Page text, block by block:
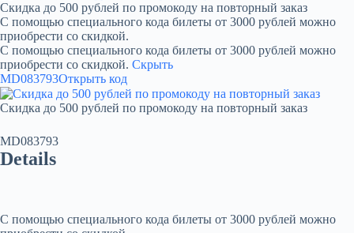
Скидка до 500 рублей по промокоду на повторный заказ
С помощью специального кода билеты от 3000 рублей можно
приобрести со скидкой.
С помощью специального кода билеты от 3000 рублей можно
приобрести со скидкой. Скрыть
MD083793Открыть код
Скидка до 500 рублей по промокоду на повторный заказ
MD083793
Details
С помощью специального кода билеты от 3000 рублей можно